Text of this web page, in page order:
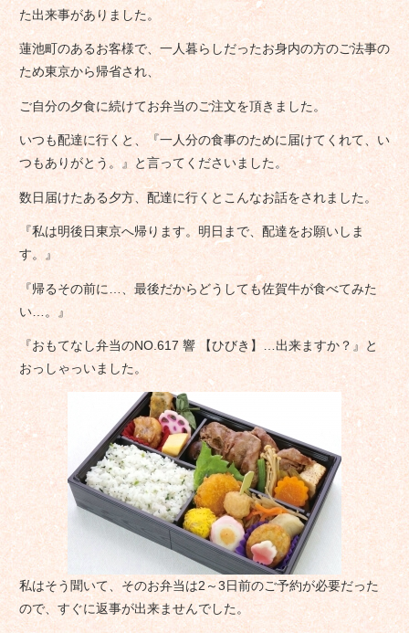
た出来事がありました。
蓮池町のあるお客様で、一人暮らしだったお身内の方のご法事の
ため東京から帰省され、
ご自分の夕食に続けてお弁当のご注文を頂きました。
いつも配達に行くと、『一人分の食事のために届けてくれて、い
つもありがとう。』と言ってくださいました。
数日届けたある夕方、配達に行くとこんなお話をされました。
『私は明後日東京へ帰ります。明日まで、配達をお願いしま
す。』
『帰るその前に…、最後だからどうしても佐賀牛が食べてみた
い…。』
『おもてなし弁当のNO.617 響 【ひびき】…出来ますか？』と
おっしゃっいました。
私はそう聞いて、そのお弁当は2～3日前のご予約が必要だった
ので、すぐに返事が出来ませんでした。